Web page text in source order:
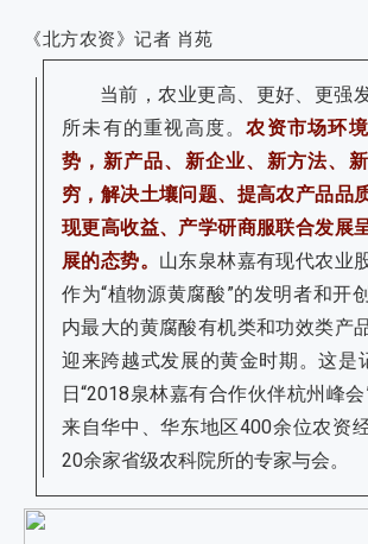
《北方农资》记者 肖苑
当前，农业更高、更好、更强
所未有的重视高度。农资市场环
势，新产品、新企业、新方法、
穷，解决土壤问题、提高农产品品
现更高收益、产学研商服联合发展
展的态势。 山东泉林嘉有现代农业
作为“植物源黄腐酸”的发明者和开
内最大的黄腐酸有机类和功效类产
迎来跨越式发展的黄金时期。这是
日“2018泉林嘉有合作伙伴杭州峰会
来自华中、华东地区400余位农资
20余家省级农科院所的专家与会。